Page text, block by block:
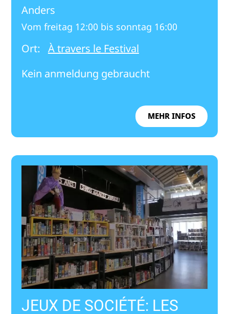
Anders
Vom freitag 12:00 bis sonntag 16:00
Ort: À travers le Festival
Kein anmeldung gebraucht
MEHR INFOS
JEUX DE SOCIÉTÉ: LES